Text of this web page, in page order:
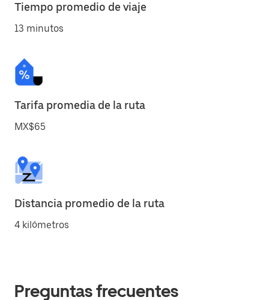
Tiempo promedio de viaje
13 minutos
Tarifa promedia de la ruta
MX$65
Distancia promedio de la ruta
4 kilómetros
Preguntas frecuentes